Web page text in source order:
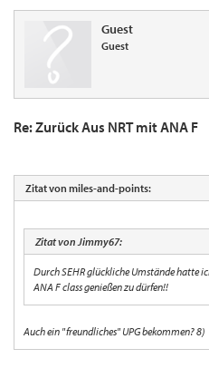
Guest
Guest
Re: Zurück Aus NRT mit ANA F
Zitat von miles-and-points:
Zitat von Jimmy67:
Durch SEHR glückliche Umstände hatte
ANA F class genießen zu dürfen!!
Auch ein "freundliches" UPG bekommen? 8)